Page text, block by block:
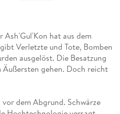
hat aus dem
Verletzte und Tote, Bomben
ausgelöst. Die Besatzung
Äußersten gehen. Doch reicht
dem Abgrund. Schwärze